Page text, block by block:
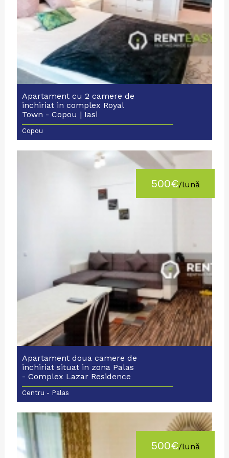
Apartament cu 2 camere de
inchiriat in complex Royal
Town - Copou | Iasi
Copou
Apartament doua camere de
inchiriat situat in zona Palas
- Complex Lazar Residence
Centru - Palas
500€/lună
500€/lună